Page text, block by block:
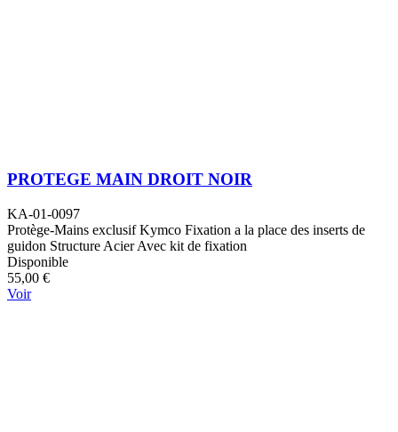
PROTEGE MAIN DROIT NOIR
KA-01-0097
Protège-Mains exclusif Kymco Fixation a la place des inserts de
guidon Structure Acier Avec kit de fixation
Disponible
55,00 €
Voir